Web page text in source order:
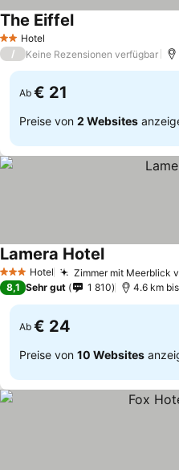
2 Sterne
Hotel
The Eiffel
/ Keine Rezensionen verfügbar
Ab € 21
Preise von 2 Websites
3 SterneHotel Zimmer mit Meerblick
Lamera Hotel
8,1 Sehr gut 1 810 4.6 km
Ab € 24
Preise von 10 Websites